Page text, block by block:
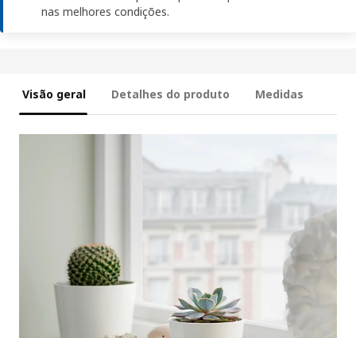
nas melhores condições.
Visão geral Detalhes do produto Medidas